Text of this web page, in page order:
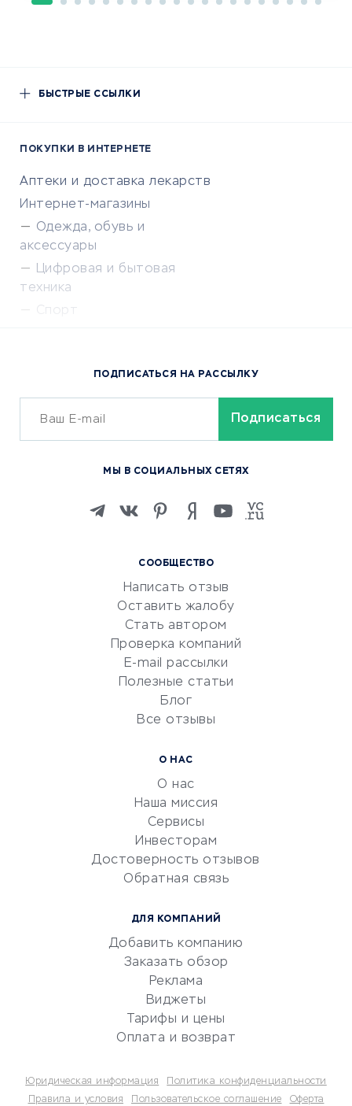
БЫСТРЫЕ ССЫЛКИ
ПОКУПКИ В ИНТЕРНЕТЕ
Аптеки и доставка лекарств
Интернет-магазины
Одежда, обувь и
аксессуары
Цифровая и бытовая
техника
Спорт
Сервисы доставки
ОБУЧЕНИЕ И РАБОТА
Изучение иностранных
Маркетинг и продажи
Репетиторство
Красота и здоровье
Сервисы по поиску работы
Сетевой маркетинг
УСЛУГИ ДЛЯ БИЗНЕСА
документооборот
Юридические компании
Бухгалтерия онлайн
Потребительские кредиты
СООБЩЕСТВО
Написать отзыв
Оставить жалобу
Стать автором
Проверка компаний
E-mail рассылки
Полезные статьи
Блог
Все отзывы
О НАС
О нас
Наша миссия
Сервисы
Инвесторам
Достоверность отзывов
Обратная связь
ДЛЯ КОМПАНИЙ
Добавить компанию
Заказать обзор
Реклама
Виджеты
Тарифы и цены
Оплата и возврат
ПОДПИСАТЬСЯ НА РАССЫЛКУ
МЫ В СОЦИАЛЬНЫХ СЕТЯХ
Юридическая информация
Политика конфиденциальности
Правила и условия
Пользовательское соглашение Оферта